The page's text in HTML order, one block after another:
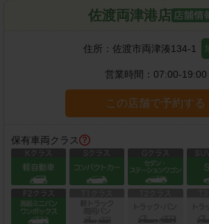
佐渡両津港店
住所： 佐渡市両津湊134-1
営業時間： 07:00-19:00
この店舗で予約する
保有車両クラス